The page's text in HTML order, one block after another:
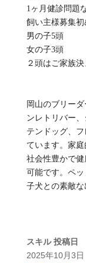
1ヶ月健診問題
飼い主様募集初
男の子5頭
女の子3頭
２頭はご家族
岡山のブリー
ンレトリバー
テンドッグ、
ています。家庭
社会性豊かで
可能です。ペッ
子犬との素敵な
スキル 投稿日
2025年10月3日